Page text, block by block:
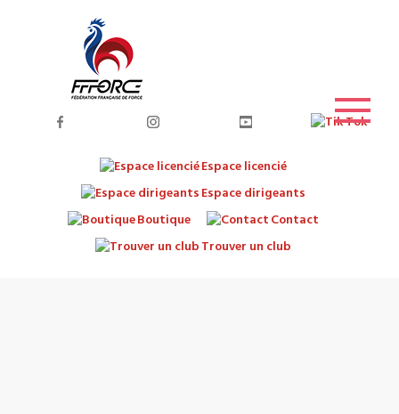
Espace licencié
Espace dirigeants
Boutique
Contact
Trouver un club